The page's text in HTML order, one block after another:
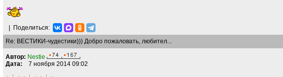
Поделиться:
Re: ВЕСТИКИ-чудестики))) Добро пожаловать, любител...
Автор: Nestie
Дата: 7 ноября 2014 09:02